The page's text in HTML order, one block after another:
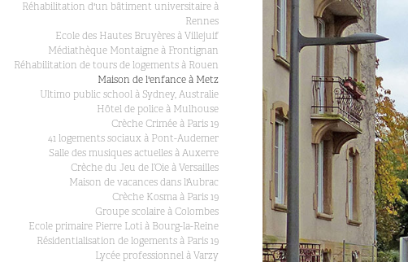
Réhabilitation d'un bâtiment universitaire à
Rennes
Ecole des Hautes Bruyères à Villejuif
Médiathèque Montaigne à Frontignan
Réhabilitation de tours de logements à Rouen
Maison de l'enfance à Metz
Ultimo public school à Sydney, Australie
Hôtel de police à Mulhouse
Crèche Crimée à Paris 19
41 logements sociaux à Pont-Audemer
Salle des musiques actuelles à Auxerre
Crèche du Jeu de l’Oie à Versailles
Maison de vacances dans l'Aubrac
Crèche Kosma à Paris 19
Groupe scolaire à Colombes
Ecole primaire Pierre Loti à Bourg-la-Reine
Résidentialisation de logements à Paris 19
Lycée professionnel à Varzy